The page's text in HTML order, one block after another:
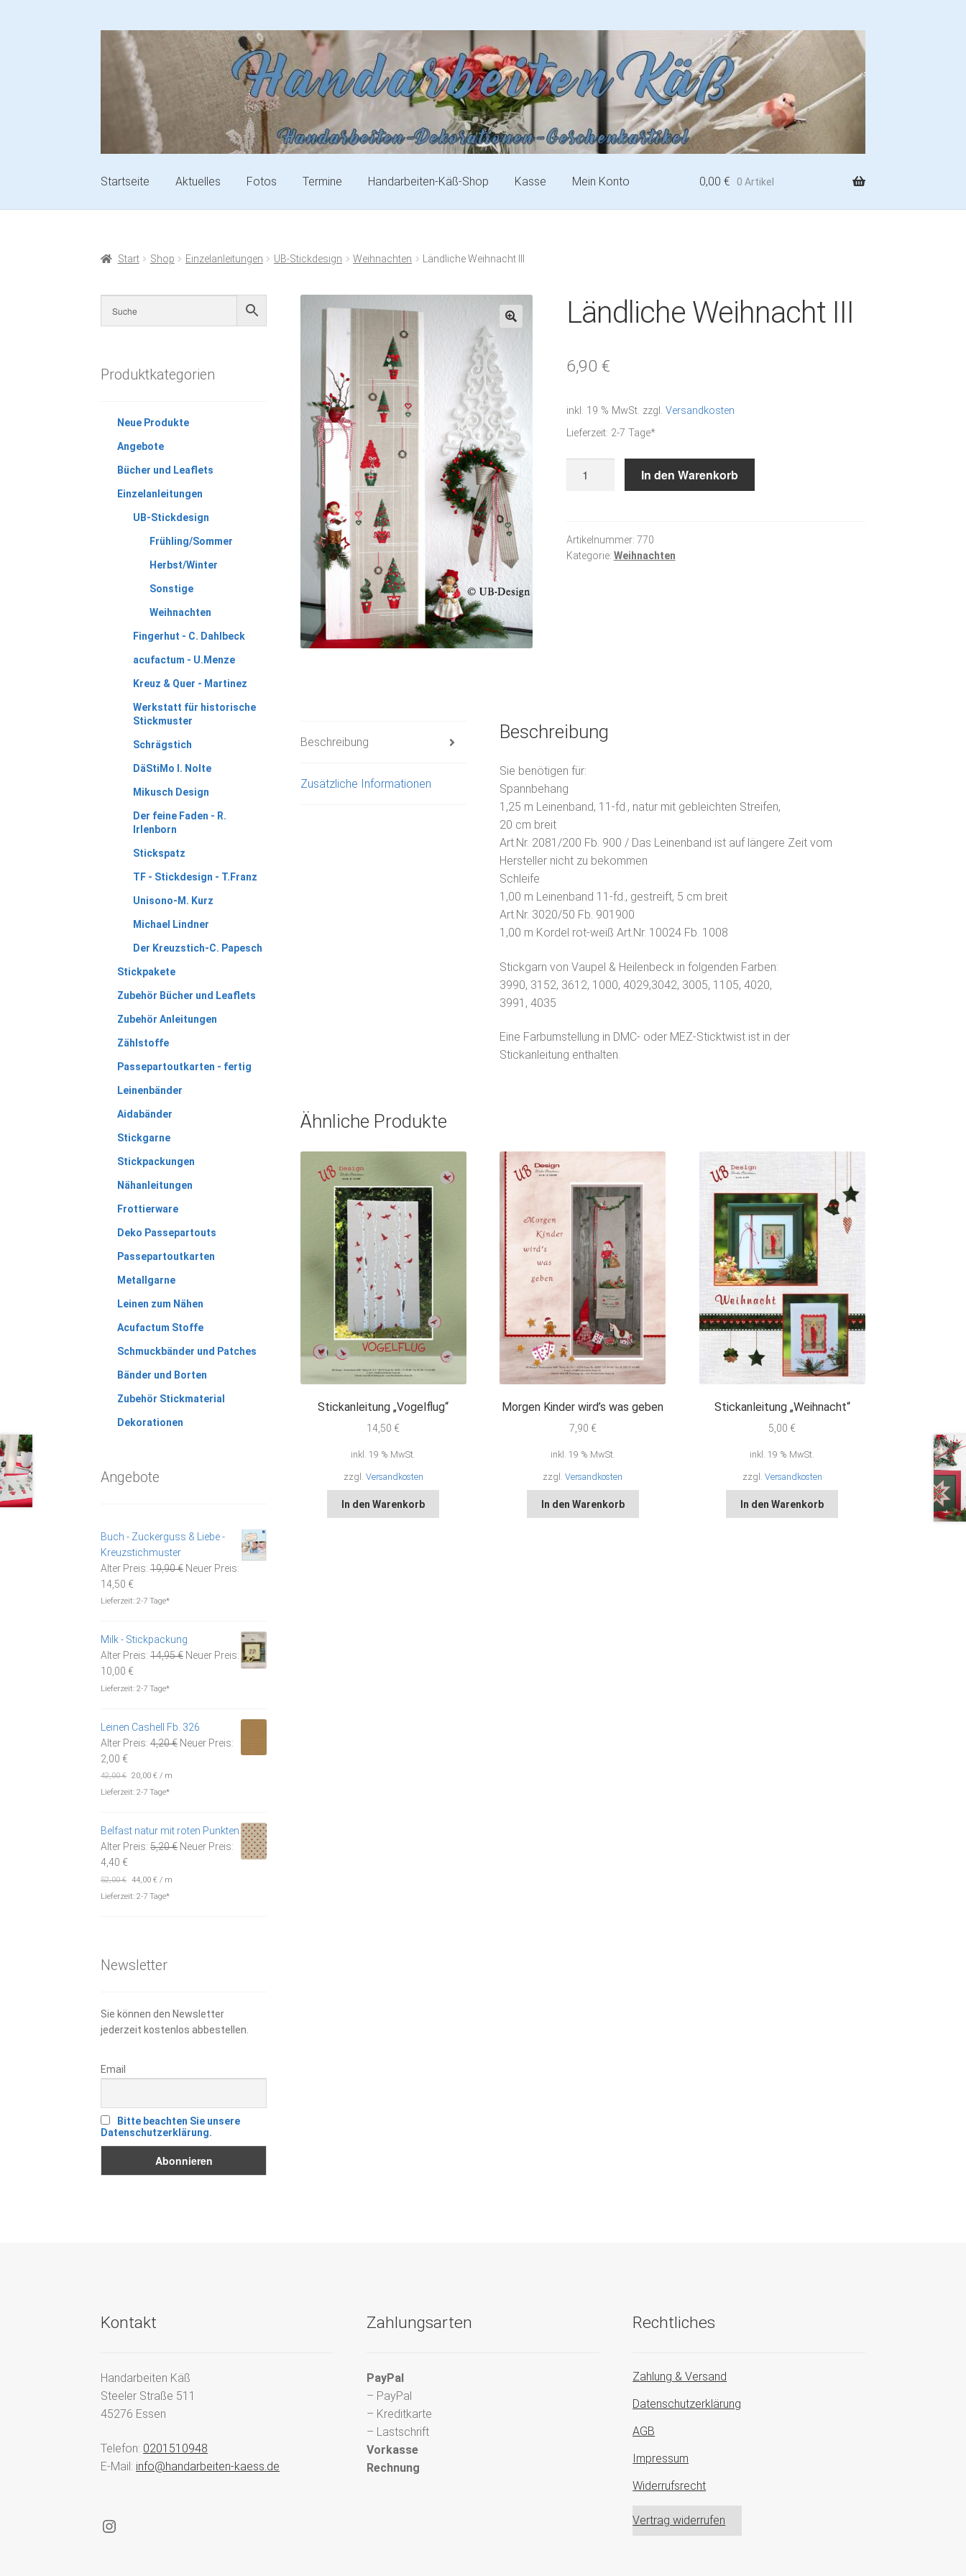
Startseite Aktuelles Fotos Termine Handarbeiten-Käß-Shop Kasse Mein Konto 0,00 € 0 Artikel
Start Shop Einzelanleitungen UB-Stickdesign Weihnachten Ländliche Weihnacht III
Ländliche Weihnacht III
6,90 €
inkl. 19 % MwSt. zzgl. Versandkosten
Lieferzeit: 2-7 Tage*
In den Warenkorb
Artikelnummer: 770
Kategorie: Weihnachten
Beschreibung
Zusätzliche Informationen
Beschreibung
Sie benötigen für:
Spannbehang
1,25 m Leinenband, 11-fd., natur mit gebleichten Streifen,
20 cm breit
Art.Nr. 2081/200 Fb. 900 / Das Leinenband ist auf längere Zeit vom
Hersteller nicht zu bekommen
Schleife
1,00 m Leinenband 11-fd., gestreift, 5 cm breit
Art.Nr. 3020/50 Fb. 901900
1,00 m Kordel rot-weiß Art.Nr. 10024 Fb. 1008
Stickgarn von Vaupel & Heilenbeck in folgenden Farben:
3990, 3152, 3612, 1000, 4029,3042, 3005, 1105, 4020,
3991, 4035
Eine Farbumstellung in DMC- oder MEZ-Sticktwist ist in der
Stickanleitung enthalten.
Ähnliche Produkte
Stickanleitung „Vogelflug“
14,50 €
inkl. 19 % MwSt.
zzgl. Versandkosten
In den Warenkorb
Morgen Kinder wird’s was geben
7,90 €
inkl. 19 % MwSt.
zzgl.Versandkosten
In den Warenkorb
Stickanleitung „Weihnacht“
5,00 €
inkl. 19 % MwSt.
zzgl. Versandkosten
In den Warenkorb
Produktkategorien
Neue Produkte
Angebote
Bücher und Leaflets
Einzelanleitungen
UB-Stickdesign
Frühling/Sommer
Herbst/Winter
Sonstige
Weihnachten
Fingerhut - C. Dahlbeck
acufactum - U.Menze
Kreuz & Quer - Martinez
Werkstatt für historische
Stickmuster
Schrägstich
DäStiMo I. Nolte
Mikusch Design
Der feine Faden - R.
Irlenborn
Stickspatz
TF - Stickdesign - T.Franz
Unisono-M. Kurz
Michael Lindner
Der Kreuzstich-C. Papesch
Stickpakete
Zubehör Bücher und Leaflets
Zubehör Anleitungen
Zählstoffe
Passepartoutkarten - fertig
Leinenbänder
Aidabänder
Stickgarne
Stickpackungen
Nähanleitungen
Frottierware
Deko Passepartouts
Passepartoutkarten
Metallgarne
Leinen zum Nähen
Acufactum Stoffe
Schmuckbänder und Patches
Bänder und Borten
Zubehör Stickmaterial
Dekorationen
Angebote
Buch - Zuckerguss & Liebe -
Kreuzstichmuster
Alter Preis: 19,90€ Ursprünglicher
Neuer Preis:
14,50 €Aktueller
Preis
Lieferzeit:2-7 Tage*
Milk - Stickpackung
Alter Preis: 14,95€ Ursprünglicher
Neuer Preis:
10,00 €Aktueller
Preis
Lieferzeit:2-7 Tage*
Leinen Cashell Fb. 326
Alter Preis: 4,20€ Ursprünglicher
Neuer Preis:
2,00 €Aktueller
Preis
ist:
42,00€ 20,00 €/ m
Lieferzeit:2-7 Tage*
Belfast natur mit roten Punkten
Alter Preis: 5,20€ Ursprünglicher
Neuer Preis:
4,40 €Aktueller
Preis
ist:
52,00€ 44,00 €/ m
Lieferzeit:2-7 Tage*
Newsletter
Sie können den Newsletter
jederzeit kostenlos abbestellen.
Email
Bitte beachten Sie unsere
Datenschutzerklärung.
Kontakt
Handarbeiten Käß
Steeler Straße 511
45276 Essen
Telefon: 0201510948
E-Mail: info@handarbeiten-kaess.de
Instagram
Zahlungsarten
PayPal
– PayPal
– Kreditkarte
– Lastschrift
Vorkasse
Rechnung
Rechtliches
Zahlung & Versand
Datenschutzerklärung
AGB
Impressum
Widerrufsrecht
Vertrag widerrufen